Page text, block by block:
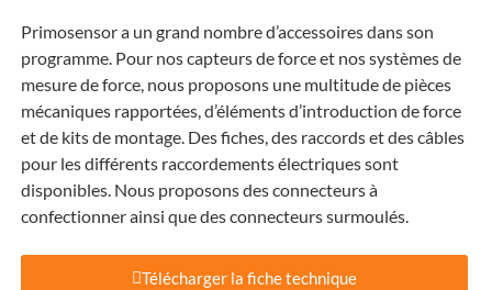
Primosensor a un grand nombre d’accessoires dans son
programme. Pour nos capteurs de force et nos systèmes de
mesure de force, nous proposons une multitude de pièces
mécaniques rapportées, d’éléments d’introduction de force
et de kits de montage. Des fiches, des raccords et des câbles
pour les différents raccordements électriques sont
disponibles. Nous proposons des connecteurs à
confectionner ainsi que des connecteurs surmoulés.
Télécharger la fiche technique